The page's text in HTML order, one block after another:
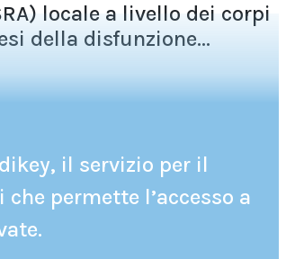
locale a livello dei corpi
della disfunzione...
il servizio per il
permette l’accesso a